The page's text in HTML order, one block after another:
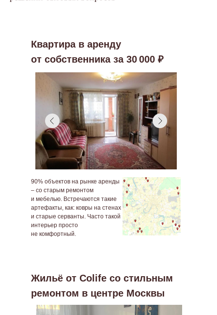
Квартира в аренду
от собственника за 30 000 ₽
90% объектов на рынке аренды
– со старым ремонтом
и мебелью. Встречаются такие
артефакты, как: ковры на стенах
и старые серванты. Часто такой
интерьер просто
не комфортный.
Жильё от Colife со стильным
ремонтом в центре Москвы